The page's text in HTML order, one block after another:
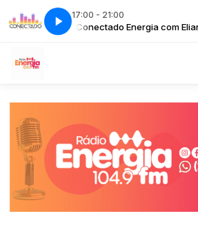
17:00 - 21:00
Conectado Energia com Eliana